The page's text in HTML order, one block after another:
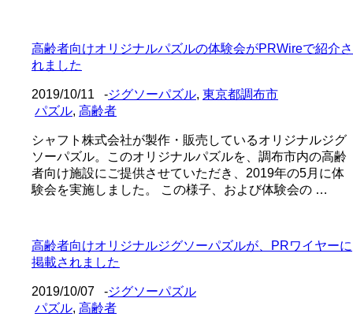
高齢者向けオリジナルパズルの体験会がPRWireで紹介さ
れました
2019/10/11 -ジグソーパズル, 東京都調布市
パズル, 高齢者
シャフト株式会社が製作・販売しているオリジナルジグ
ソーパズル。このオリジナルパズルを、調布市内の高齢
者向け施設にご提供させていただき、2019年の5月に体
験会を実施しました。 この様子、および体験会の …
高齢者向けオリジナルジグソーパズルが、PRワイヤーに
掲載されました
2019/10/07 -ジグソーパズル
パズル, 高齢者